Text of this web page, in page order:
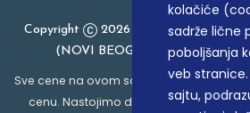
kolačiće
sadrže lične
poboljšanja
veb
sajtu,
Copyright
2026 Knjizara.com -
(NOVI BEOGRAD), PIB:
Sve cene na ovom sajtu iskazane su u
cenu. Nastojimo da budemo što